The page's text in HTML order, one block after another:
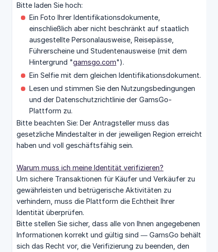
Bitte laden Sie hoch:
Ein Foto Ihrer Identifikationsdokumente,
einschließlich aber nicht beschränkt auf staatlich
ausgestellte Personalausweise, Reisepässe,
Führerscheine und Studentenausweise (mit dem
Hintergrund "gamsgo.com").
Ein Selfie mit dem gleichen Identifikationsdokument.
Lesen und stimmen Sie den Nutzungsbedingungen
und der Datenschutzrichtlinie der GamsGo-
Plattform zu.
Bitte beachten Sie: Der Antragsteller muss das
gesetzliche Mindestalter in der jeweiligen Region erreicht
haben und voll geschäftsfähig sein.
Warum muss ich meine Identität verifizieren?
Um sichere Transaktionen für Käufer und Verkäufer zu
gewährleisten und betrügerische Aktivitäten zu
verhindern, muss die Plattform die Echtheit Ihrer
Identität überprüfen.
Bitte stellen Sie sicher, dass alle von Ihnen angegebenen
Informationen korrekt und gültig sind — GamsGo behält
sich das Recht vor, die Verifizierung zu beenden, den